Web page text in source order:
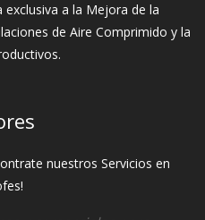
a la Mejora de la
de Aire Comprimido y la
nuestros Servicios en